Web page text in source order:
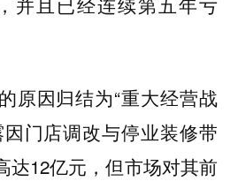
原因归结为“重大经营战
门店调改与停业装修带
达12亿元，但市场对其前